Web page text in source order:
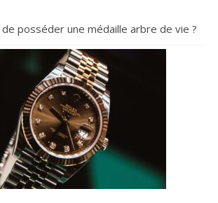
posséder une médaille arbre de vie ?